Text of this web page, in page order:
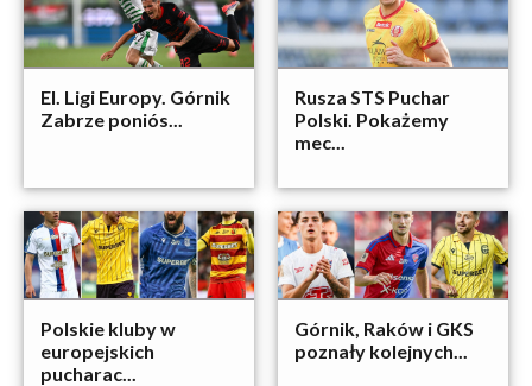
El. Ligi Europy. Górnik
Zabrze poniós...
Rusza STS Puchar
Polski. Pokażemy
mec...
Polskie kluby w
europejskich
pucharac...
Górnik, Raków i GKS
poznały kolejnych...